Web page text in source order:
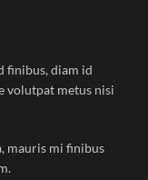
finibus, diam id
volutpat metus nisi
mauris mi finibus